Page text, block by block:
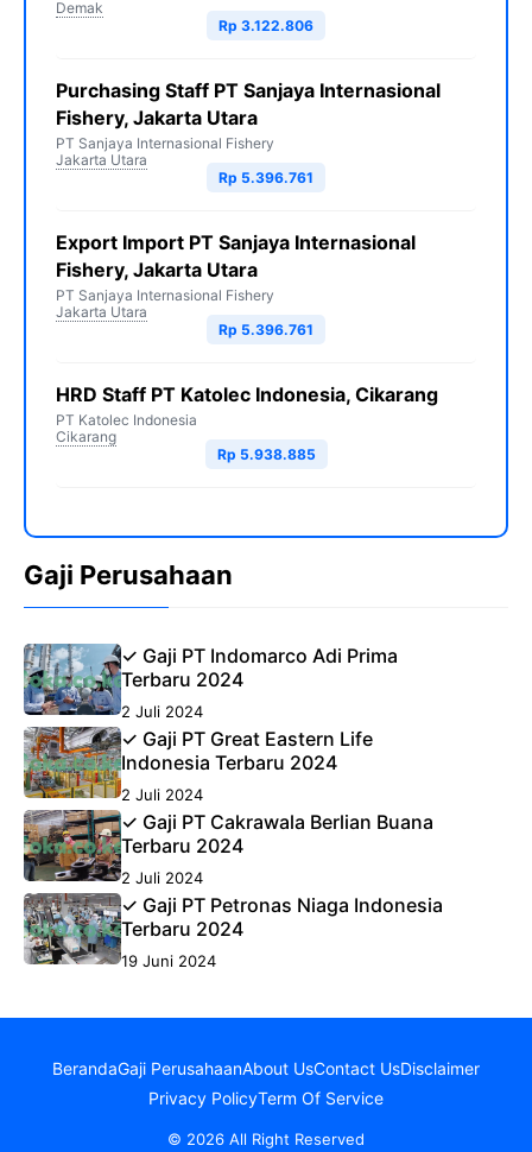
Demak
Rp 3.122.806
Purchasing Staff PT Sanjaya Internasional
Fishery, Jakarta Utara
PT Sanjaya Internasional Fishery
Jakarta Utara
Rp 5.396.761
Export Import PT Sanjaya Internasional
Fishery, Jakarta Utara
PT Sanjaya Internasional Fishery
Jakarta Utara
Rp 5.396.761
HRD Staff PT Katolec Indonesia, Cikarang
PT Katolec Indonesia
Cikarang
Rp 5.938.885
Gaji Perusahaan
✓ Gaji PT Indomarco Adi Prima
Terbaru 2024
2 Juli 2024
✓ Gaji PT Great Eastern Life
Indonesia Terbaru 2024
2 Juli 2024
✓ Gaji PT Cakrawala Berlian Buana
Terbaru 2024
2 Juli 2024
✓ Gaji PT Petronas Niaga Indonesia
Terbaru 2024
19 Juni 2024
BerandaGaji PerusahaanAbout UsContact UsDisclaimer
Privacy PolicyTerm Of Service
© 2026 All Right Reserved